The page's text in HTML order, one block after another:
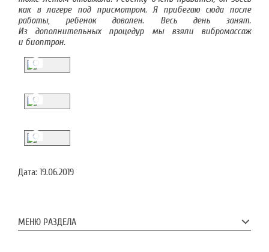
как в лагере под присмотром. Я прибегаю сюда после
работы, ребенок доволен. Весь день занят.
Из дополнительных процедур мы взяли вибромассаж
и биоптрон.
Дата: 19.06.2019
МЕНЮ РАЗДЕЛА